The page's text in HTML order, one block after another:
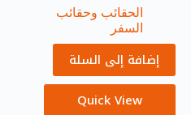
الحقائب وحقائب
السفر
إضافة إلى السلة
Quick View